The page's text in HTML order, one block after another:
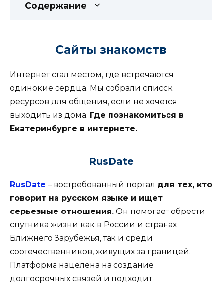
Содержание
Сайты знакомств
Интернет стал местом, где встречаются
одинокие сердца. Мы собрали список
ресурсов для общения, если не хочется
выходить из дома. Где познакомиться в
Екатеринбурге в интернете.
RusDate
RusDate – востребованный портал для тех, кто
говорит на русском языке и ищет
серьезные отношения. Он помогает обрести
спутника жизни как в России и странах
Ближнего Зарубежья, так и среди
соотечественников, живущих за границей.
Платформа нацелена на создание
долгосрочных связей и подходит